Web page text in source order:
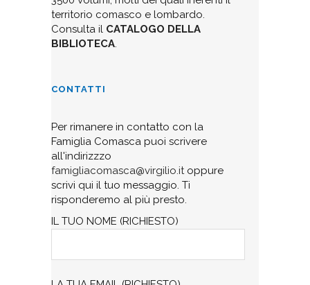
territorio comasco e lombardo.
Consulta il CATALOGO DELLA
BIBLIOTECA.
CONTATTI
Per rimanere in contatto con la
Famiglia Comasca puoi scrivere
all'indirizzzo
famigliacomasca@virgilio.itoppure
scrivi qui il tuo messaggio. Ti
risponderemo al più presto.
IL TUO NOME (RICHIESTO)